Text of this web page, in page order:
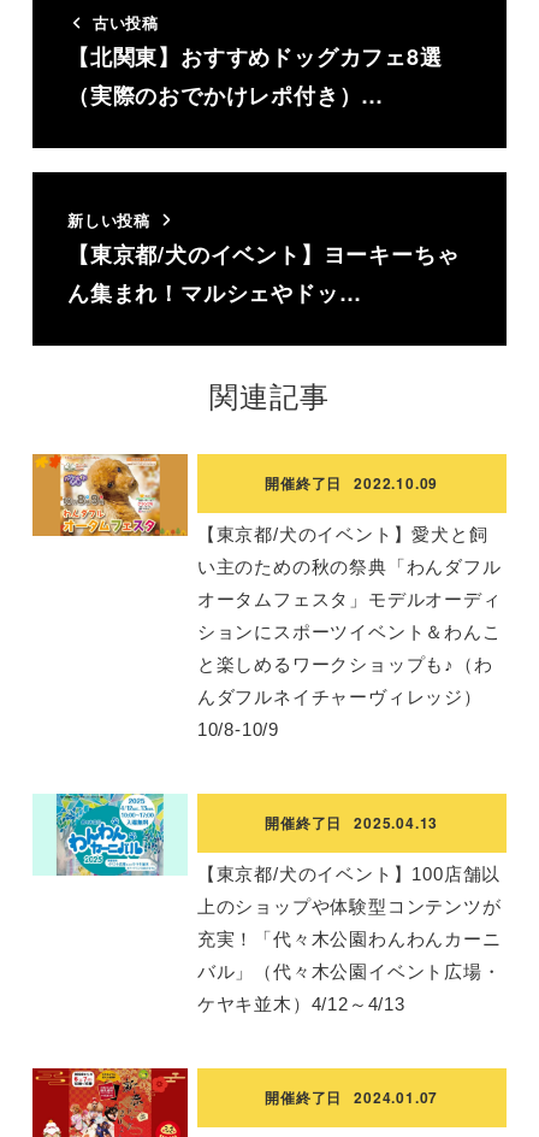
古い投稿
【北関東】おすすめドッグカフェ8選
（実際のおでかけレポ付き）…
新しい投稿
【東京都/犬のイベント】ヨーキーちゃ
ん集まれ！マルシェやドッ…
関連記事
開催終了日 2022.10.09
【東京都/犬のイベント】愛犬と飼
い主のための秋の祭典「わんダフル
オータムフェスタ」モデルオーディ
ションにスポーツイベント＆わんこ
と楽しめるワークショップも♪（わ
んダフルネイチャーヴィレッジ）
10/8-10/9
開催終了日 2025.04.13
【東京都/犬のイベント】100店舗以
上のショップや体験型コンテンツが
充実！「代々木公園わんわんカーニ
バル」（代々木公園イベント広場・
ケヤキ並木）4/12～4/13
開催終了日 2024.01.07